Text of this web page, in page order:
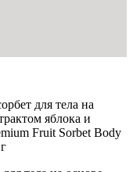
для тела на
яблока и
Fruit Sorbet Body